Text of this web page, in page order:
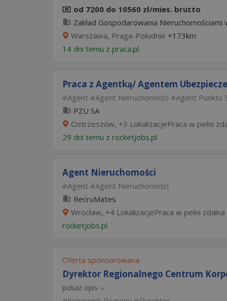
od 7200 do 10560 zł/mies. brutto
Zakład Gospodarowania Nieruchomościami
Warszawa, Praga-Południe +173km
14 dni temu z praca.pl
Praca z Agentką/ Agentem
Agent Agent Nieruchomości
Agent Punktu
PZU SA
Ostrzeszów, +3 LokalizacjePraca w pełni
29 dni temu z rocketjobs.pl
Agent Nieruchomości
Agent
Agent Nieruchomości
RecruMates
Wrocław, +4 LokalizacjePraca w pełni zdalna
rocketjobs.pl
Oferta sponsorowana
Dyrektor Regionalnego Centrum
pokaż opis